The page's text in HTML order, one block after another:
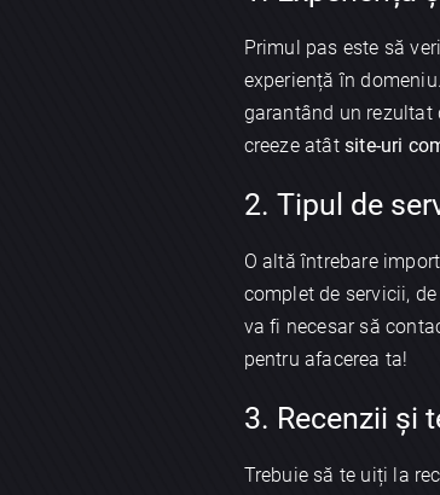
Primul pas este să
experiență în
garantând un rezultat
creeze atât site-uri
2. Tipul de
O altă întrebare
complet de servicii,
va fi necesar să
pentru afacerea ta!
3. Recenzii și
Trebuie să te uiți la